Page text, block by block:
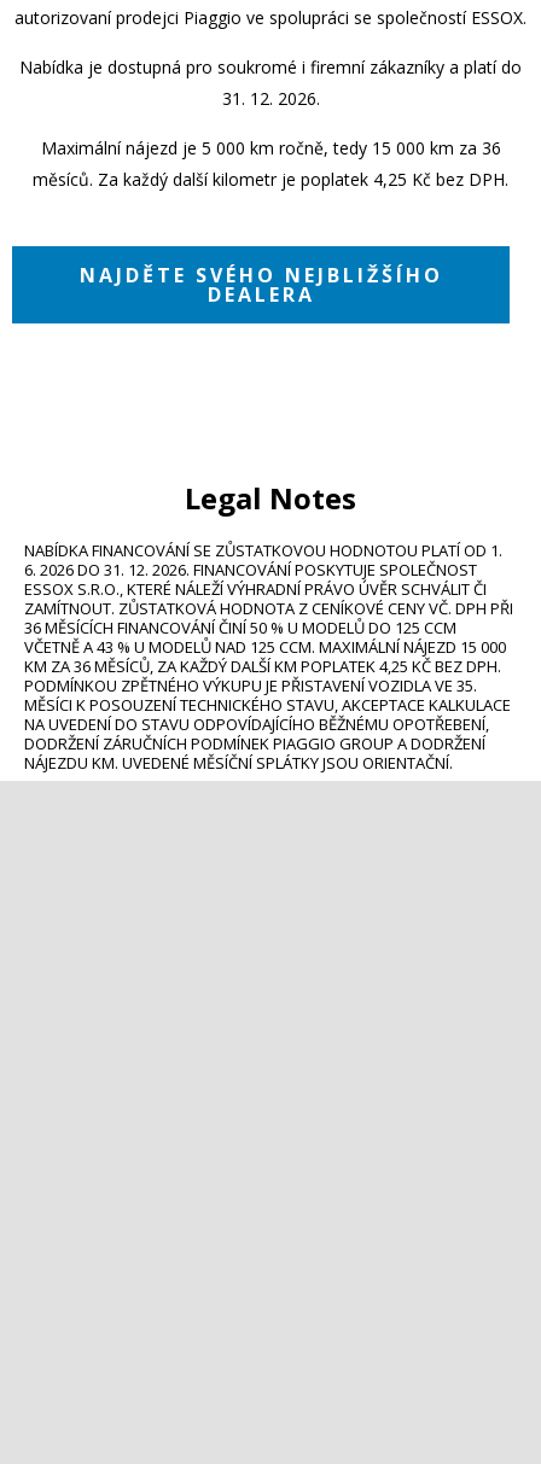
autorizovaní prodejci Piaggio ve spolupráci se společností ESSOX.
Nabídka je dostupná pro soukromé i firemní zákazníky a platí do
31. 12. 2026.
Maximální nájezd je 5 000 km ročně, tedy 15 000 km za 36
měsíců. Za každý další kilometr je poplatek 4,25 Kč bez DPH.
NAJDĚTE SVÉHO NEJBLIŽŠÍHO
DEALERA
Legal Notes
NABÍDKA FINANCOVÁNÍ SE ZŮSTATKOVOU HODNOTOU PLATÍ OD 1.
6. 2026 DO 31. 12. 2026. FINANCOVÁNÍ POSKYTUJE SPOLEČNOST
ESSOX S.R.O., KTERÉ NÁLEŽÍ VÝHRADNÍ PRÁVO ÚVĚR SCHVÁLIT ČI
ZAMÍTNOUT. ZŮSTATKOVÁ HODNOTA Z CENÍKOVÉ CENY VČ. DPH PŘI
36 MĚSÍCÍCH FINANCOVÁNÍ ČINÍ 50 % U MODELŮ DO 125 CCM
VČETNĚ A 43 % U MODELŮ NAD 125 CCM. MAXIMÁLNÍ NÁJEZD 15 000
KM ZA 36 MĚSÍCŮ, ZA KAŽDÝ DALŠÍ KM POPLATEK 4,25 KČ BEZ DPH.
PODMÍNKOU ZPĚTNÉHO VÝKUPU JE PŘISTAVENÍ VOZIDLA VE 35.
MĚSÍCI K POSOUZENÍ TECHNICKÉHO STAVU, AKCEPTACE KALKULACE
NA UVEDENÍ DO STAVU ODPOVÍDAJÍCÍHO BĚŽNÉMU OPOTŘEBENÍ,
DODRŽENÍ ZÁRUČNÍCH PODMÍNEK PIAGGIO GROUP A DODRŽENÍ
NÁJEZDU KM. UVEDENÉ MĚSÍČNÍ SPLÁTKY JSOU ORIENTAČNÍ.